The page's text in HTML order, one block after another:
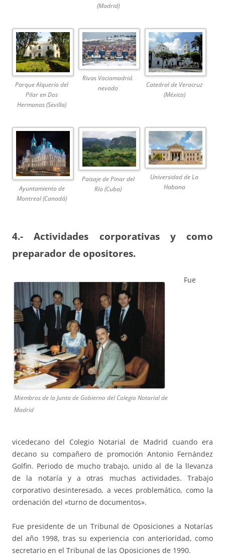
(Madrid)
Parque Alquería del
Pilar en Dos
Hermanas (Sevilla)
Rivas Vaciamadrid.
nevado
Catedral de Veracruz
(México)
Ayuntamiento de
Montreal (Canadá)
Paisaje de Pinar del
Río (Cuba)
Universidad de La
Habana
4.- Actividades corporativas y como
preparador de opositores.
Miembros de la Junta de Gobierno del Colegio Notarial de
Madrid
Fue
vicedecano del Colegio Notarial de Madrid cuando era
decano su compañero de promoción Antonio Fernández
Golfin. Periodo de mucho trabajo, unido al de la llevanza
de la notaría y a otras muchas actividades. Trabajo
corporativo desinteresado, a veces problemático, como la
ordenación del «turno de documentos».
Fue presidente de un Tribunal de Oposiciones a Notarías
del año 1998, tras su experiencia con anterioridad, como
secretario en el Tribunal de las Oposiciones de 1990.